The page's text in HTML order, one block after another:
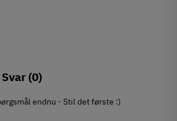
Svar(0)
endnu - Stil det første :)